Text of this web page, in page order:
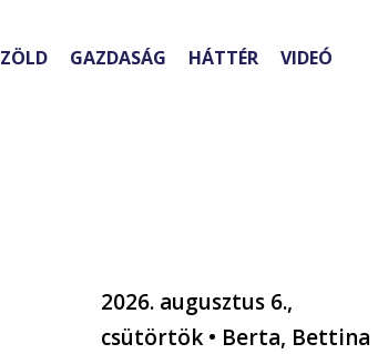
ZÖLD GAZDASÁG HÁTTÉR VIDEÓ
2026. augusztus 6.,
csütörtök • Berta, Bettina